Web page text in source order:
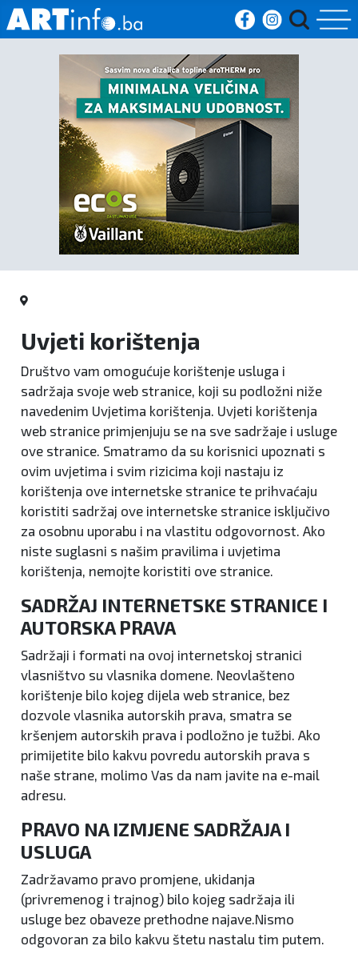
Početna
Vijesti
Sport
Kultura
Crna
kronika
Politika
Zanimljivosti
Uvjeti korištenja
Društvo vam omogućuje korištenje usluga i
sadržaja svoje web stranice, koji su podložni niže
navedenim Uvjetima korištenja. Uvjeti korištenja
web stranice primjenjuju se na sve sadržaje i usluge
ove stranice. Smatramo da su korisnici upoznati s
ovim uvjetima i svim rizicima koji nastaju iz
korištenja ove internetske stranice te prihvaćaju
koristiti sadržaj ove internetske stranice isključivo
za osobnu uporabu i na vlastitu odgovornost. Ako
niste suglasni s našim pravilima i uvjetima
korištenja, nemojte koristiti ove stranice.
SADRŽAJ INTERNETSKE STRANICE I
AUTORSKA PRAVA
Sadržaji i formati na ovoj internetskoj stranici
vlasništvo su vlasnika domene. Neovlašteno
korištenje bilo kojeg dijela web stranice, bez
dozvole vlasnika autorskih prava, smatra se
kršenjem autorskih prava i podložno je tužbi. Ako
primijetite bilo kakvu povredu autorskih prava s
naše strane, molimo Vas da nam javite na e-mail
adresu.
PRAVO NA IZMJENE SADRŽAJA I
USLUGA
Zadržavamo pravo promjene, ukidanja
(privremenog i trajnog) bilo kojeg sadržaja ili
usluge bez obaveze prethodne najave.Nismo
odgovoran za bilo kakvu štetu nastalu tim putem.